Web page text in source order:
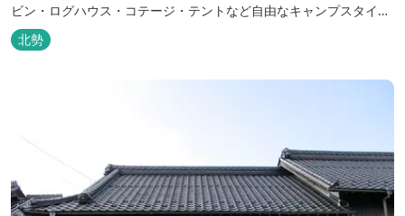
ビン・ログハウス・コテージ・テントなど自由なキャンプスタイル
が楽しめます。屋根付きの炭火焼ハウスがありますので、雨や風の
日も快適にバーベキューをお楽しみいただけます。日帰り利用、団
北勢